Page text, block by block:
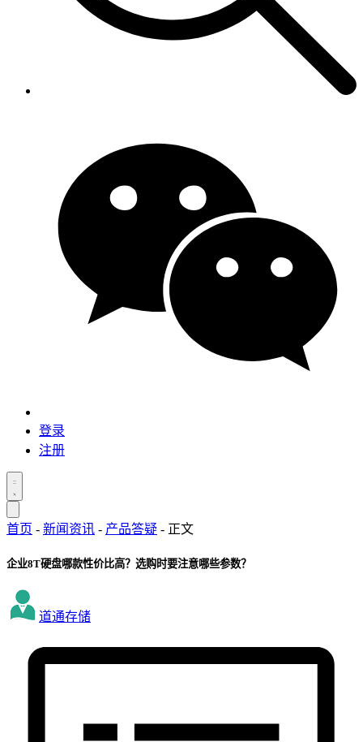
登录
注册
首页 - 新闻资讯 - 产品答疑 - 正文
企业8T硬盘哪款性价比高？选购时要注意哪些参数？
道通存储